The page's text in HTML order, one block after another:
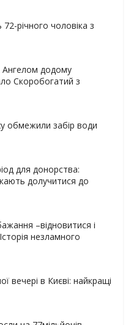
річного чоловіка з
Ангелом додому
Скоробогатий з
обмежили забір води
для донорства:
долучитися до
–відновитися і
незламного
вечері в Києві: найкращі